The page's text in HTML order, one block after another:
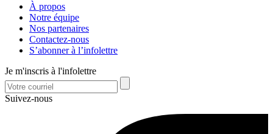
À propos
Notre équipe
Nos partenaires
Contactez-nous
S’abonner à l’infolettre
Je m'inscris à l'infolettre
Suivez-nous